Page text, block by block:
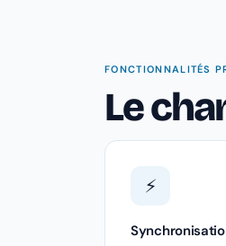
FONCTIONNALITÉS
Le
⚡